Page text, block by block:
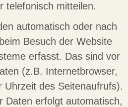
telefonisch mitteilen.
automatisch oder nach
Besuch der Website
erfasst. Das sind vor
(z.B. Internetbrowser,
Uhrzeit des Seitenaufrufs).
Daten erfolgt automatisch,